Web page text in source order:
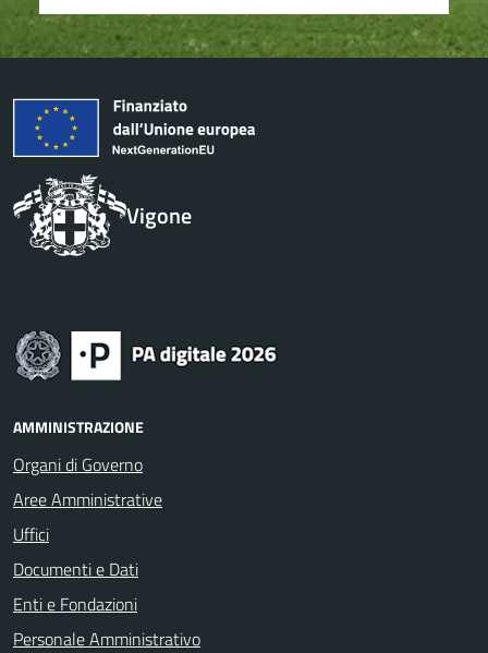
Vigone
AMMINISTRAZIONE
Organi di Governo
Aree Amministrative
Uffici
Documenti e Dati
Enti e Fondazioni
Personale Amministrativo